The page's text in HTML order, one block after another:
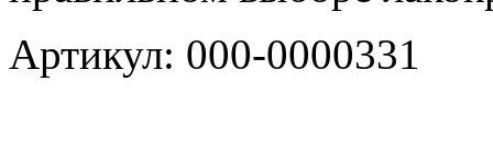
Артикул: 000-0000331